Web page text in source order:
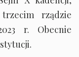
rządzie
r. Obecnie